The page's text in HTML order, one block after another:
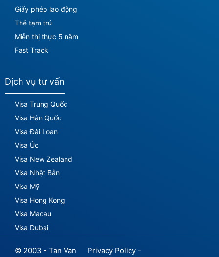
Giấy phép lao động
Thẻ tạm trú
Miễn thị thực 5 năm
Fast Track
Dịch vụ tư vấn
Visa Trung Quốc
Visa Hàn Quốc
Visa Đài Loan
Visa Úc
Visa New Zealand
Visa Nhật Bản
Visa Mỹ
Visa Hong Kong
Visa Macau
Visa Dubai
© 2003 - Tan Van
Privacy Policy -